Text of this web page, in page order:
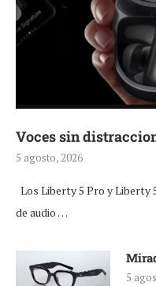
Voces sin
5 agosto, 2026
Los Liberty 5 Pro y Liberty
de audio …
5